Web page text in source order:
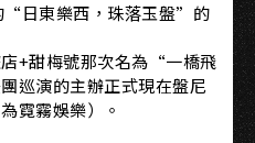
“日東樂西，珠落玉盤”的
+甜梅號那次名為“一橋飛
巡演的主辦正式現在盤尼
霓霧娛樂）。